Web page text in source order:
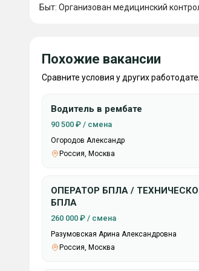
Быт: Организован медицинский
Похожие вакансии
Сравните условия у других
Водитель в рембате
90 500 ₽ / смена
Огородов Александр
Россия, Москва
ОПЕРАТОР БПЛА /
БПЛА
260 000 ₽ / смена
Разумовская Арина Александровна
Россия, Москва